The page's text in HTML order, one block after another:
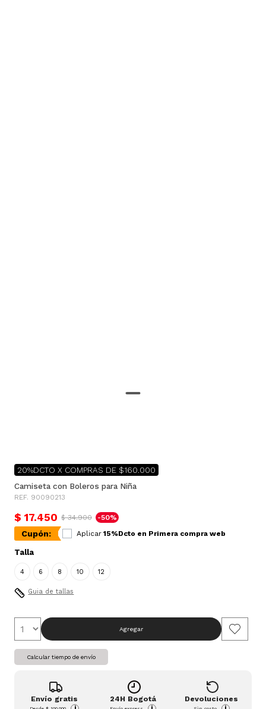
20%DCTO X COMPRAS DE $160.000
Camiseta con Boleros para Niña
REF. 90090213
$ 17.450 $ 34.900 -50%
Cupón: Aplicar 15%Dcto en Primera compra web
Talla
4 6 8 10 12
Guia de tallas
Agregar
Calcular tiempo de envío
Envío gratis 24H Bogotá Devoluciones